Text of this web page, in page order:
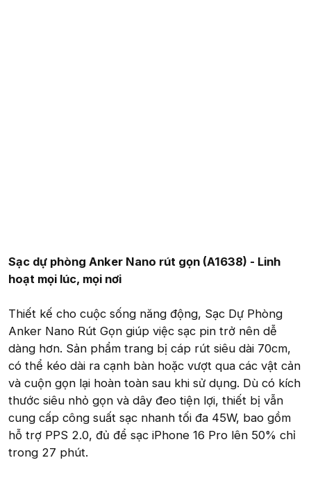
Sạc dự phòng Anker Nano rút gọn (A1638) - Linh
hoạt mọi lúc, mọi nơi
Thiết kế cho cuộc sống năng động, Sạc Dự Phòng
Anker Nano Rút Gọn giúp việc sạc pin trở nên dễ
dàng hơn. Sản phẩm trang bị cáp rút siêu dài 70cm,
có thể kéo dài ra cạnh bàn hoặc vượt qua các vật cản
và cuộn gọn lại hoàn toàn sau khi sử dụng. Dù có kích
thước siêu nhỏ gọn và dây đeo tiện lợi, thiết bị vẫn
cung cấp công suất sạc nhanh tối đa 45W, bao gồm
hỗ trợ PPS 2.0, đủ để sạc iPhone 16 Pro lên 50% chỉ
trong 27 phút.